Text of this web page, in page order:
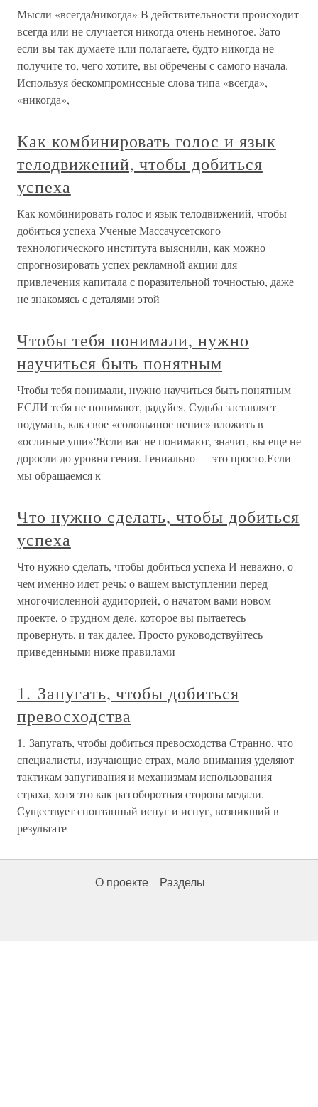
Мысли «всегда/никогда» В действительности происходит
всегда или не случается никогда очень немногое. Зато
если вы так думаете или полагаете, будто никогда не
получите то, чего хотите, вы обречены с самого начала.
Используя бескомпромиссные слова типа «всегда»,
«никогда»,
Как комбинировать голос и язык
телодвижений, чтобы добиться
успеха
Как комбинировать голос и язык телодвижений, чтобы
добиться успеха Ученые Массачусетского
технологического института выяснили, как можно
спрогнозировать успех рекламной акции для
привлечения капитала с поразительной точностью, даже
не знакомясь с деталями этой
Чтобы тебя понимали, нужно
научиться быть понятным
Чтобы тебя понимали, нужно научиться быть понятным
ЕСЛИ тебя не понимают, радуйся. Судьба заставляет
подумать, как свое «соловьиное пение» вложить в
«ослиные уши»?Если вас не понимают, значит, вы еще не
доросли до уровня гения. Гениально — это просто.Если
мы обращаемся к
Что нужно сделать, чтобы добиться
успеха
Что нужно сделать, чтобы добиться успеха И неважно, о
чем именно идет речь: о вашем выступлении перед
многочисленной аудиторией, о начатом вами новом
проекте, о трудном деле, которое вы пытаетесь
провернуть, и так далее. Просто руководствуйтесь
приведенными ниже правилами
1. Запугать, чтобы добиться
превосходства
1. Запугать, чтобы добиться превосходства Странно, что
специалисты, изучающие страх, мало внимания уделяют
тактикам запугивания и механизмам использования
страха, хотя это как раз оборотная сторона медали.
Существует спонтанный испуг и испуг, возникший в
результате
О проекте Разделы